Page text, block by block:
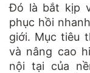
Đó là bắt kịp
phục hồi
giới. Mục tiêu
và nâng cao
nội tại của